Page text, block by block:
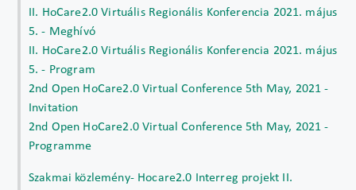
II. HoCare2.0 Virtuális Regionális Konferencia 2021. május
5. - Meghívó
II. HoCare2.0 Virtuális Regionális Konferencia 2021. május
5. - Program
2nd Open HoCare2.0 Virtual Conference 5th May, 2021 -
Invitation
2nd Open HoCare2.0 Virtual Conference 5th May, 2021 -
Programme
Szakmai közlemény- Hocare2.0 Interreg projekt II.